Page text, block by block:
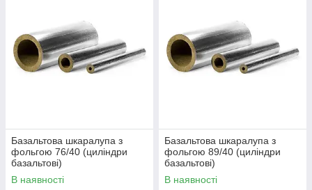
Базальтова шкаралупа з
фольгою 76/40 (циліндри
базальтові)
В наявності
Базальтова шкаралупа з
фольгою 89/40 (циліндри
базальтові)
В наявності